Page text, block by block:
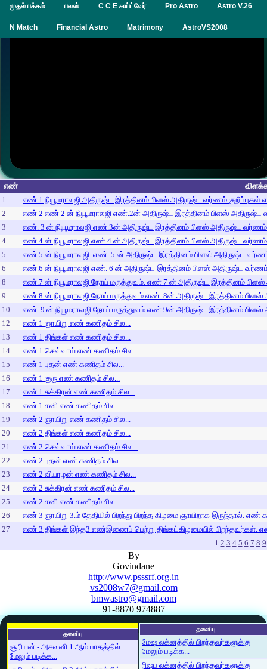
முதல் பக்கம் பலன் C C E சாப்ட்வேர் Pro Astro Astro V.26
N Match Financial Astro Matrimony AstroVS2008
எண்
1
எண் 1 நியூமராலஜி அதிருஷ்ட இரத்தினம் பிளஸ் அதிருஷ்ட வர்ணம்
2
எண் 2 எண் 2 ன் நியூமராலஜி எண்.2ன் அதிருஷ்ட இரத்தினம் பிளஸ் அதிருஷ்ட
3
எண். 3 ன் நியூமராலஜி எண்.3ன் அதிருஷ்ட இரத்தினம் பிளஸ் அதிருஷ்ட வர்ணம்
4
எண்.4 ன் நியூமராலஜி எண்.4 ன் அதிருஷ்ட இரத்தினம் பிளஸ் அதிருஷ்ட வர்ணம்
5
எண்.5 ன் நியூமராலஜி. எண். 5 ன் அதிருஷ்ட இரத்தினம் பிளஸ் அதிருஷ்ட
6
எண்.6 ன் நியூமராலஜி எண். 6 ன் அதிருஷ்ட இரத்தினம் பிளஸ் அதிருஷ்ட வர்ணம்
8
எண்.7 ன் நியூமராலஜி நோய் மருத்துவம். எண் 7 ன் அதிருஷ்ட இரத்தினம்
9
எண்.8 ன் நியூமராலஜி நோய் மருத்துவம் எண். 8ன் அதிருஷ்ட இரத்தினம் பிளஸ்
10
எண். 9 ன் நியூமராலஜி நோய் மருத்துவம் எண் 9ன் அதிருஷ்ட இரத்தினம் பிளஸ்
12
எண் 1 ஞாயிறு எண் கணிதம் சில...
13
எண் 1 திங்கள் எண் கணிதம் சில...
14
எண் 1 செவ்வாய் எண் கணிதம் சில...
15
எண் 1 புதன் எண் கணிதம் சில...
16
எண் 1 குரு எண் கணிதம் சில...
17
எண் 1 சுக்கிரன் எண் கணிதம் சில...
18
எண் 1 சனி எண் கணிதம் சில...
19
எண் 2 ஞாயிறு எண் கணிதம் சில...
20
எண் 2 திங்கள் எண் கணிதம் சில...
21
எண் 2 செவ்வாய் எண் கணிதம் சில...
22
எண் 2 புதன் எண் கணிதம் சில...
23
எண் 2 வியாழன் எண் கணிதம் சில...
24
எண் 2 சுக்கிரன் எண் கணிதம் சில...
25
எண் 2 சனி எண் கணிதம் சில...
26
எண் 3 ஞாயிறு 3.ம் தேதியில் பிறந்து பிறந்த கிழமை ஞாயிறாக இருந்தால். எண்
27
எண் 3 திங்கள் இந்த3 எண்இணைப் பெற்று திங்கட்கிழமையில் பிறந்தவர்கள்.
1 2 3 4 5 6 7 8 9
By
Govindane
http://www.psssrf.org.in
vs2008w7@gmail.com
bmwastro@gmail.com
91-8870 974887
தலைப்பு
சூரியன் - அசுவனி 1 ஆம் பாதத்தில்
மேலும் படிக்க...
தலைப்பு
மேஷ லக்னத்தில் பிறந்தவர்களுக்கு
மேலும் படிக்க...
ரிஷப லக்னத்தில் பிறந்தவர்களுக்கு